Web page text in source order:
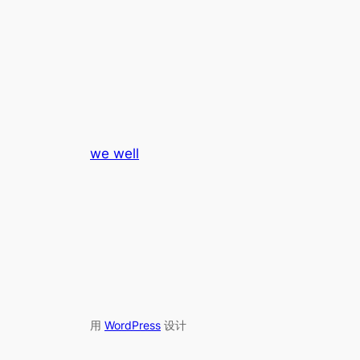
we well
用 WordPress 设计